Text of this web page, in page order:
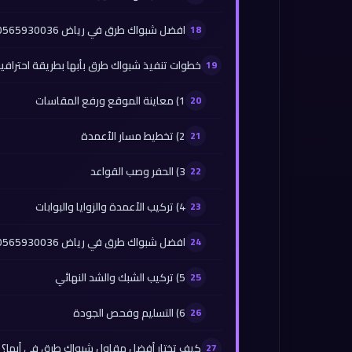
افضل شبواك طرق في رياض 0565930036
خطوات تنفيذ شبواك طرق بأبها بطريقة
1) معاينة الموقع ورفع المقاسات
2) تخطيط مسار الأعمدة
3) الحفر وصب القواعد
4) تركيب الأعمدة والزوايا والبوابات
افضل شبواك طرق في رياض 0565930036
5) تركيب الشبك والشد النهائي
6) التسليم وفحص الجودة